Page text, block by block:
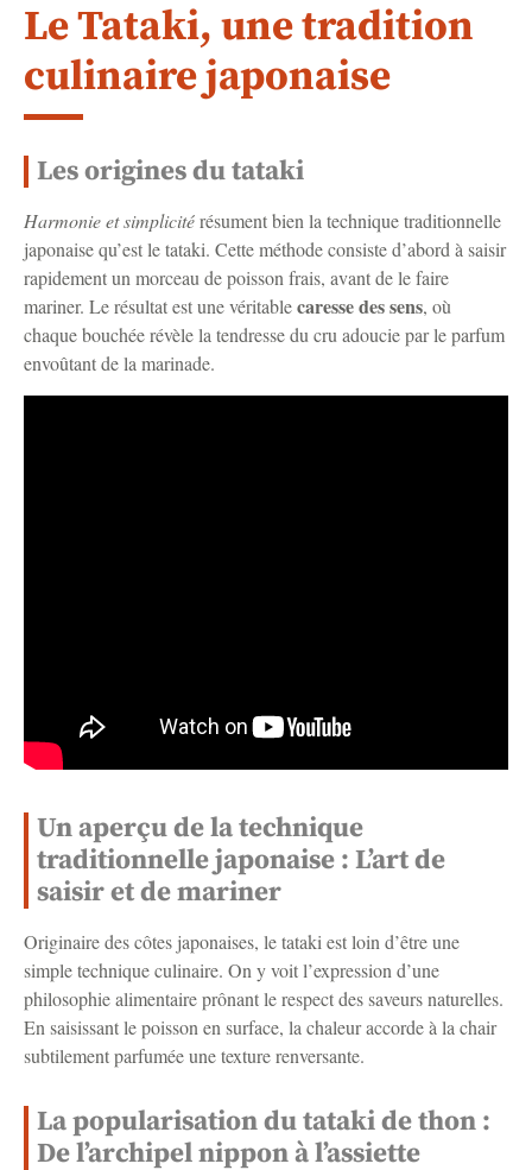
Le Tataki, une tradition
culinaire japonaise
Les origines du tataki
Harmonie et simplicitérésument bien la technique traditionnelle
japonaise qu’est le tataki. Cette méthode consiste d’abord à saisir
rapidement un morceau de poisson frais, avant de le faire
mariner. Le résultat est une véritablecaresse des sens, où
chaque bouchée révèle la tendresse du cru adoucie par le parfum
envoûtant de la marinade.
Un aperçu de la technique
traditionnelle japonaise : L’art de
saisir et de mariner
Originaire des côtes japonaises, le tataki est loin d’être une
simple technique culinaire. On y voit l’expression d’une
philosophie alimentaire prônant le respect des saveurs naturelles.
En saisissant le poisson en surface, la chaleur accorde à la chair
subtilement parfumée une texture renversante.
La popularisation du tataki de thon :
De l’archipel nippon à l’assiette